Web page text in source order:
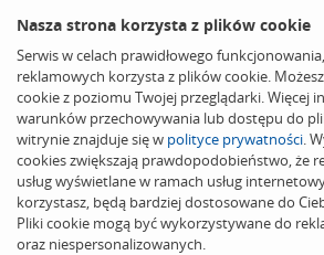
Nasza strona korzysta z plików cookie
Serwis w celach prawidłowego
reklamowych korzysta z plików cookie.
cookie z poziomu Twojej przeglądarki. Więcej
warunków przechowywania lub dostępu do
witrynie znajduje się w polityce prywatności.
cookies zwiększają prawdopodobieństwo, że
usług wyświetlane w ramach usług
korzystasz, będą bardziej dostosowane do
Pliki cookie mogą być wykorzystywane do
oraz niespersonalizowanych.